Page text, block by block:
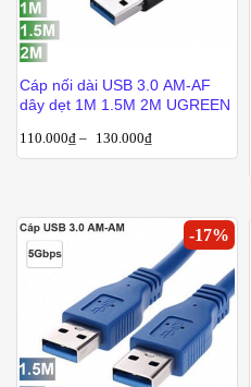
Cáp nối dài USB 3.0 AM-AF
dây dẹt 1M 1.5M 2M UGREEN
110.000₫ – 130.000₫
-17%